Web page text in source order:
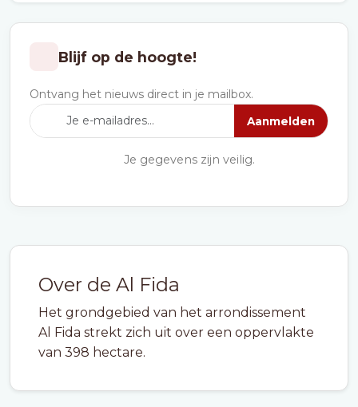
Over de Al Fida
Het grondgebied van het arrondissement
Al Fida strekt zich uit over een oppervlakte
van 398 hectare.
Blijf op de hoogte!
Ontvang het nieuws direct in je mailbox.
Aanmelden
Je gegevens zijn veilig.